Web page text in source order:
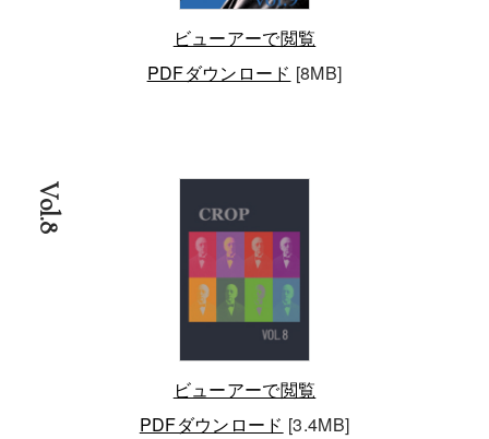
ビューアーで閲覧
PDFダウンロード [8MB]
ビューアーで閲覧
PDFダウンロード [3.4MB]
Vol.8